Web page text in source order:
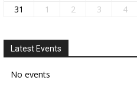
31
1 2 3 4
Latest Events
No events